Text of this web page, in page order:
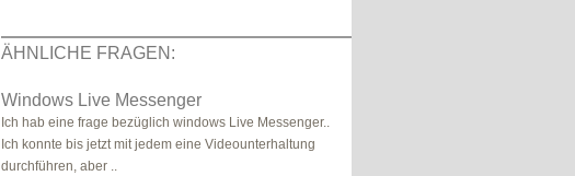
ÄHNLICHE FRAGEN:
Windows Live Messenger
Ich hab eine frage bezüglich windows Live Messenger..
Ich konnte bis jetzt mit jedem eine Videounterhaltung
durchführen, aber ..